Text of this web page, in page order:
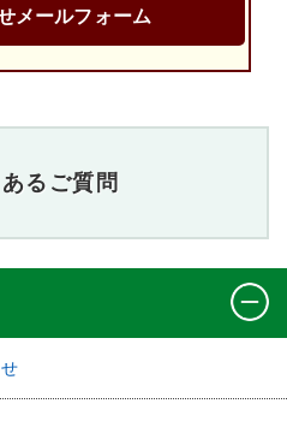
メールフォーム
るご質問